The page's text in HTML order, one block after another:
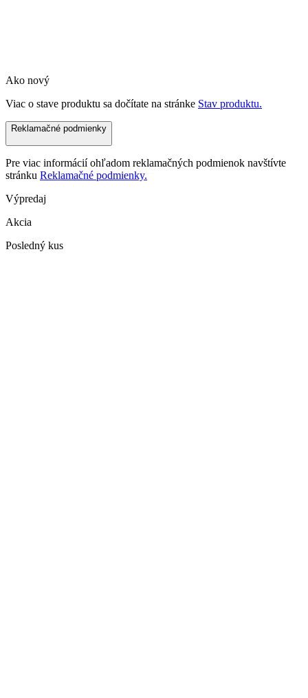
Ako nový
Viac o stave produktu sa dočítate na stránke Stav produktu.
Reklamačné podmienky
Pre viac informácií ohľadom reklamačných podmienok navštívte
stránku Reklamačné podmienky.
Výpredaj
Akcia
Posledný kus